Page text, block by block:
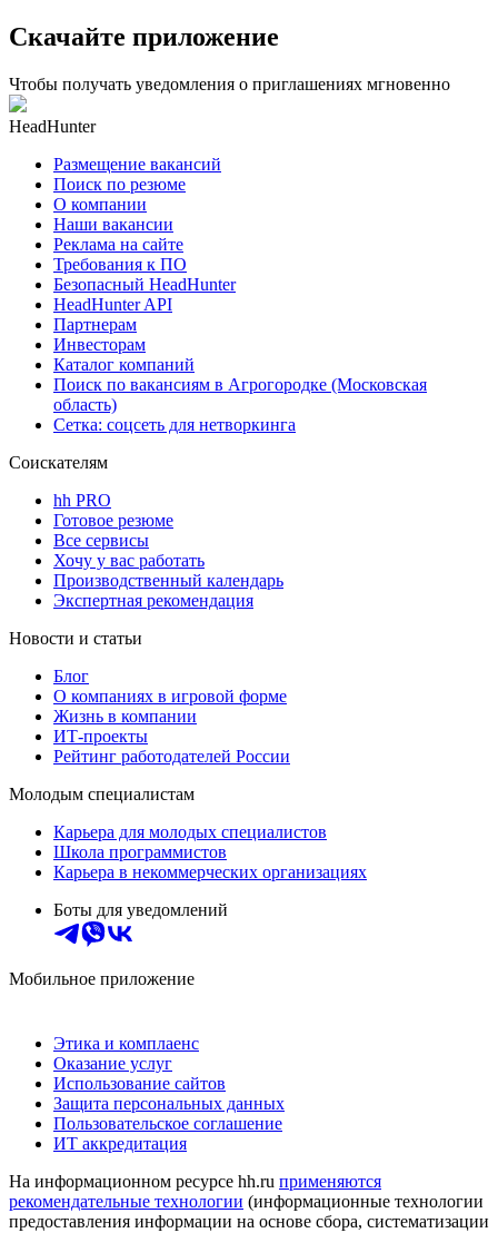
Скачайте приложение
Чтобы получать уведомления о приглашениях мгновенно
HeadHunter
Размещение вакансий
Поиск по резюме
О компании
Наши вакансии
Реклама на сайте
Требования к ПО
Безопасный HeadHunter
HeadHunter API
Партнерам
Инвесторам
Каталог компаний
Поиск по вакансиям в Агрогородке (Московская
область)
Сетка: соцсеть для нетворкинга
Соискателям
hh PRO
Готовое резюме
Все сервисы
Хочу у вас работать
Производственный календарь
Экспертная рекомендация
Новости и статьи
Блог
О компаниях в игровой форме
Жизнь в компании
ИТ-проекты
Рейтинг работодателей России
Молодым специалистам
Карьера для молодых специалистов
Школа программистов
Карьера в некоммерческих организациях
Боты для уведомлений
Мобильное приложение
Этика и комплаенс
Оказание услуг
Использование сайтов
Защита персональных данных
Пользовательское соглашение
ИТ аккредитация
На информационном ресурсе hh.ru применяются
рекомендательные технологии (информационные технологии
предоставления информации на основе сбора, систематизации